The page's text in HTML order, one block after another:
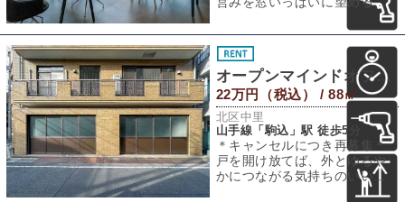
ビルを、仕事の拠点にしてみ
ませんか？西麻布
オープンマインドオフィス
22万円（税込） / 88㎡
北区中里
山手線「駒込」駅 徒歩5分
＊キャンセルにつき再募集＊
戸を開け放てば、外とゆるや
かにつながる気持ちのいいオ
フィス。駒込駅の東口から歩